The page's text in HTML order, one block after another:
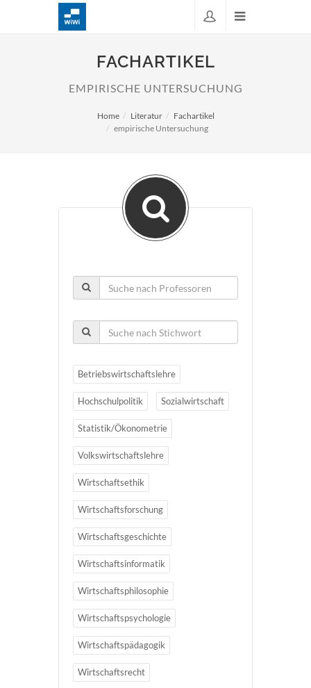
FACHARTIKEL
EMPIRISCHE UNTERSUCHUNG
Home Literatur
Fachartikel
empirische Untersuchung
Betriebswirtschaftslehre
Hochschulpolitik Sozialwirtschaft
Statistik/Ökonometrie
Volkswirtschaftslehre
Wirtschaftsethik
Wirtschaftsforschung
Wirtschaftsgeschichte
Wirtschaftsinformatik
Wirtschaftsphilosophie
Wirtschaftspsychologie
Wirtschaftspädagogik
Wirtschaftsrecht